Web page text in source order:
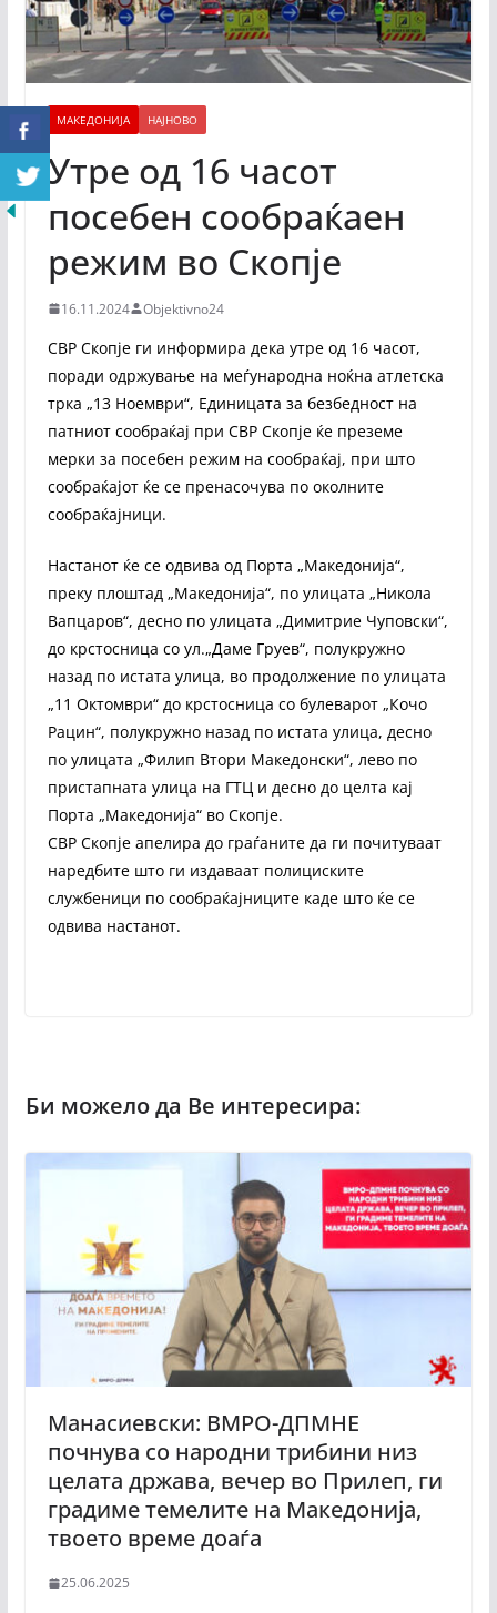
МАКЕДОНИЈА НАЈНОВО
Утре од 16 часот
посебен сообраќаен
режим во Скопје
16.11.2024 Objektivno24
СВР Скопје ги информира дека утре од 16 часот,
поради одржување на меѓународна ноќна атлетска
трка „13 Ноември“, Единицата за безбедност на
патниот сообраќај при СВР Скопје ќе преземе
мерки за посебен режим на сообраќај, при што
сообраќајот ќе се пренасочува по околните
сообраќајници.
Настанот ќе се одвива од Порта „Македонија“,
преку плоштад „Македонија“, по улицата „Никола
Вапцаров“, десно по улицата „Димитрие Чуповски“,
до крстосница со ул.„Даме Груев“, полукружно
назад по истата улица, во продолжение по улицата
„11 Октомври“ до крстосница со булеварот „Кочо
Рацин“, полукружно назад по истата улица, десно
по улицата „Филип Втори Македонски“, лево по
пристапната улица на ГТЦ и десно до целта кај
Порта „Македонија“ во Скопје.
СВР Скопје апелира до граѓаните да ги почитуваат
наредбите што ги издаваат полициските
службеници по сообраќајниците каде што ќе се
одвива настанот.
Манасиевски: ВМРО-ДПМНЕ
почнува со народни трибини низ
целата држава, вечер во Прилеп, ги
градиме темелите на Македонија,
твоето време доаѓа
25.06.2025